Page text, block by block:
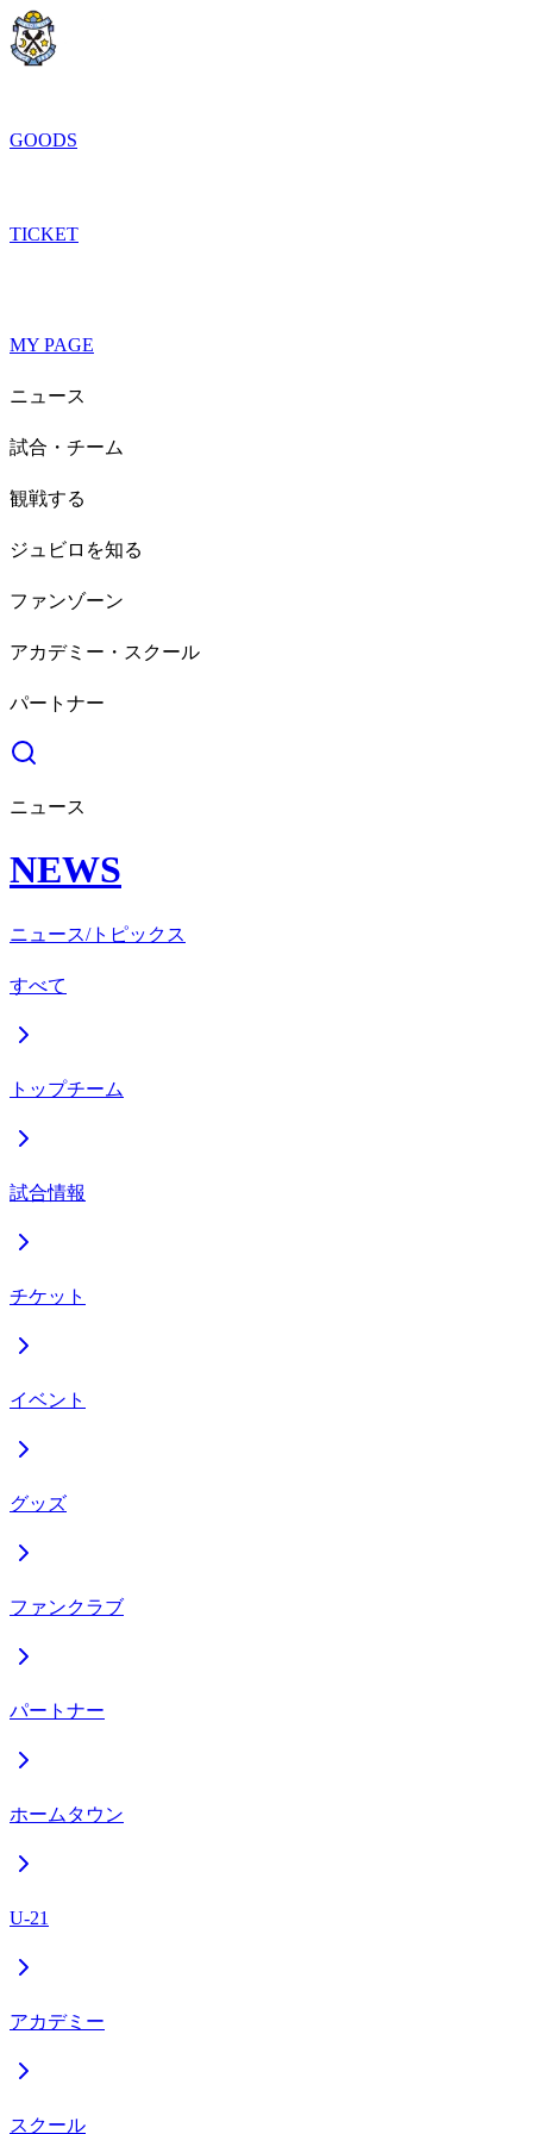
GOODS
TICKET
MY PAGE
ニュース
試合・チーム
観戦する
ジュビロを知る
ファンゾーン
アカデミー・スクール
パートナー
ニュース
NEWS
ニュース/トピックス
すべて
トップチーム
試合情報
チケット
イベント
グッズ
ファンクラブ
パートナー
ホームタウン
U-21
アカデミー
スクール